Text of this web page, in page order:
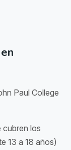
Paul College
cubren los
13 a 18 años)